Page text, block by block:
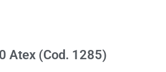
Atex (Cod. 1285)